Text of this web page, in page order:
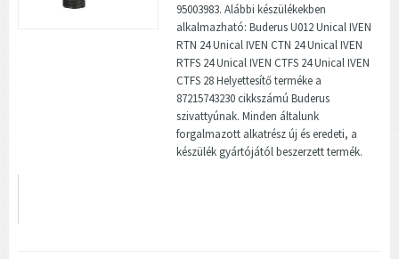
95003983. Alábbi készülékekben
alkalmazható: Buderus U012 Unical IVEN
RTN 24 Unical IVEN CTN 24 Unical IVEN
RTFS 24 Unical IVEN CTFS 24 Unical IVEN
CTFS 28 Helyettesítő terméke a
87215743230 cikkszámú Buderus
szivattyúnak. Minden általunk
forgalmazott alkatrész új és eredeti, a
készülék gyártójától beszerzett termék.